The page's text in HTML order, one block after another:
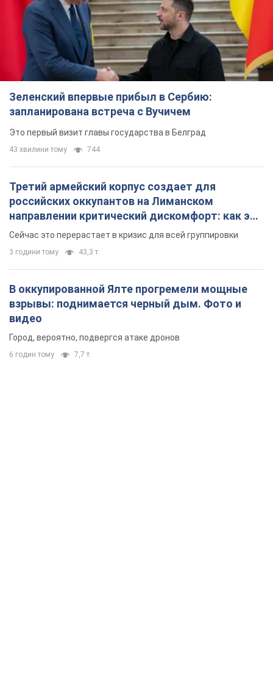
Зеленский впервые прибыл в Сербию:
запланирована встреча с Вучичем
Это первый визит главы государства в Белград
43 хвилини тому 744
Третий армейский корпус создает для
российских оккупантов на Лиманском
направлении критический дискомфорт: как это
удалось
Сейчас это перерастает в кризис для всей группировки
3 години тому 43,3 т.
В оккупированной Ялте прогремели мощные
взрывы: поднимается черный дым. Фото и
видео
Город, вероятно, подвергся атаке дронов
6 годин тому 7,7 т.